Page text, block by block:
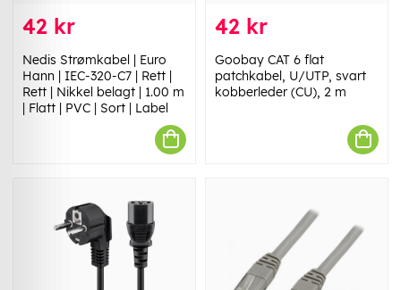
42 kr
Nedis Strømkabel | Euro
Hann | IEC-320-C7 | Rett |
Rett | Nikkel belagt | 1.00 m
| Flatt | PVC | Sort | Label
42 kr
Goobay CAT 6 flat
patchkabel, U/UTP, svart
kobberleder (CU), 2 m